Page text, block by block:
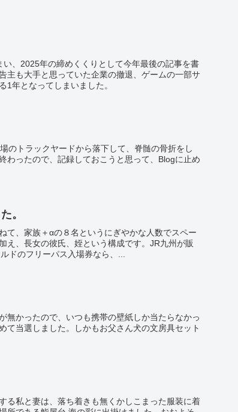
、2025年の締めくくりとして今年最後の記事を書
主も大手と思っていた企業の撤退、ゲームの一部サ
1年となってしまいました。
のトラックヤードから落下して、脊髄の骨折をし
わったので、記録しておこうと思って、Blogに止め
。
て、家族＋αの８名というにぎやかな人数でスペー
え、長女の彼氏、姪という構成です。JR九州が販
ドのフリーパス入場券なら、...
無かったので、いつも携帯の壁紙しか当たらなかっ
て当選しました。しかもお父さん犬の文房具セット
る私と妻は、落ち着きも無くかしこまった服装に着